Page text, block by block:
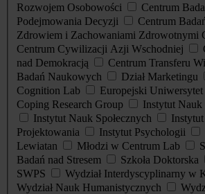
Rozwojem Osobowości
Centrum
Podejmowania Decyzji
Centrum
Zdrowiem i Zachowaniami Zdrowotnymi
Centrum Cywilizacji Azji Wschodniej
nad Demokracją
Centrum Transferu
Badań Naukowych
Dział Marketingu
Cognition Lab
Europejski
Coping Research Group
Instytut
Instytut Nauk Społecznych
Projektowania
Instytut Psychologii
Lewiatan
Młodzi w Centrum Lab
Badań nad Stresem
Szkoła Doktorska
SWPS
Wydział Interdyscyplinarny w
Wydział Nauk Humanistycznych